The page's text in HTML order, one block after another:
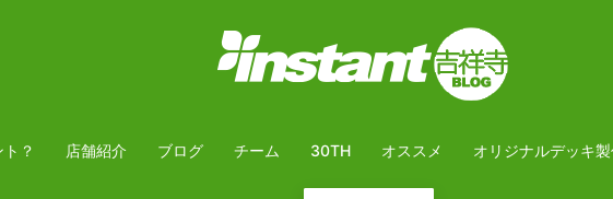
？ 店舗紹介 ブログ チーム 30TH オススメ オリジナルデッキ